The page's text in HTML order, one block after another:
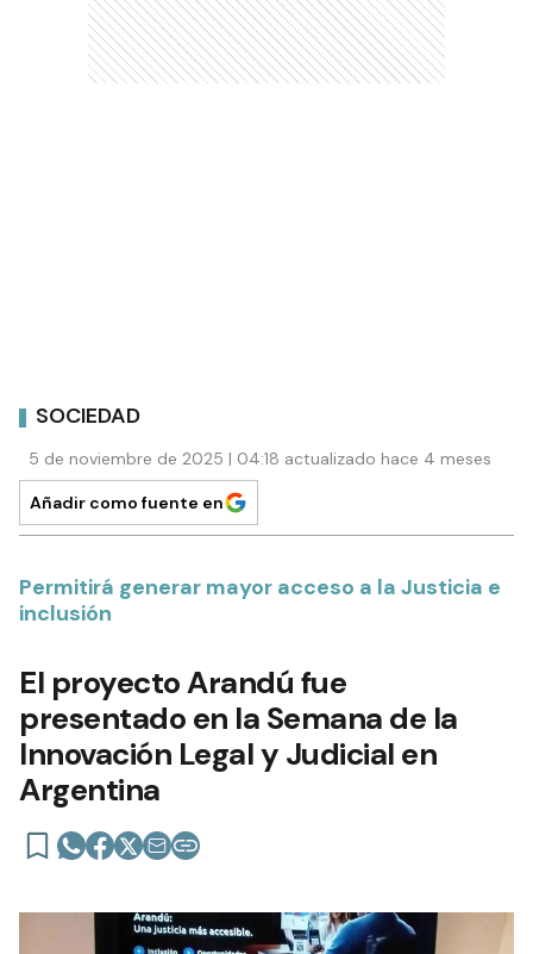
SOCIEDAD
5 de noviembre de 2025 | 04:18 actualizado hace 4 meses
Añadir como fuente en
Permitirá generar mayor acceso a la Justicia e
inclusión
El proyecto Arandú fue
presentado en la Semana de la
Innovación Legal y Judicial en
Argentina